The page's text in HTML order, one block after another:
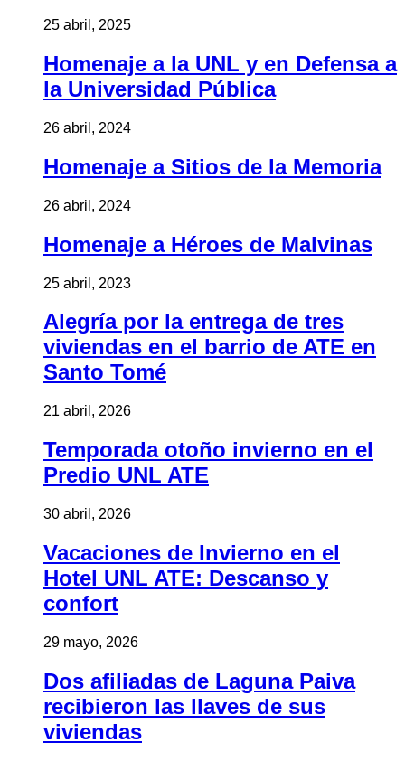
25 abril, 2025
Homenaje a la UNL y en Defensa a
la Universidad Pública
26 abril, 2024
Homenaje a Sitios de la Memoria
26 abril, 2024
Homenaje a Héroes de Malvinas
25 abril, 2023
Alegría por la entrega de tres
viviendas en el barrio de ATE en
Santo Tomé
21 abril, 2026
Temporada otoño invierno en el
Predio UNL ATE
30 abril, 2026
Vacaciones de Invierno en el
Hotel UNL ATE: Descanso y
confort
29 mayo, 2026
Dos afiliadas de Laguna Paiva
recibieron las llaves de sus
viviendas